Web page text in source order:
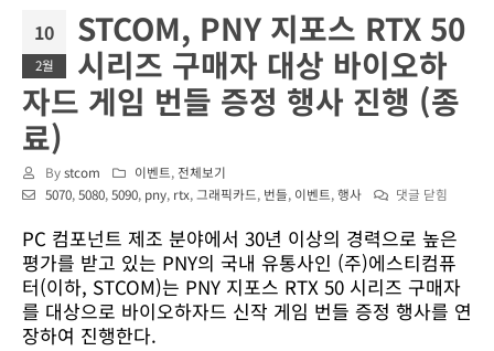
10
2월
STCOM, PNY 지포스 RTX 50
시리즈 구매자 대상 바이오하
자드 게임 번들 증정 행사 진행 (종
료)
Bystcom 이벤트, 전체보기
5070,5080,5090, pny, rtx,그래픽카드, 번들, 이벤트,행사
STCOM,
지
포
스
RTX
50
댓글 닫힘
PC 컴포넌트 제조 분야에서 30년 이상의 경력으로 높은
평가를 받고 있는 PNY의 국내 유통사인 (주)에스티컴퓨
터(이하, STCOM)는 PNY 지포스 RTX 50 시리즈 구매자
를 대상으로 바이오하자드 신작 게임 번들 증정 행사를 연
장하여 진행한다.